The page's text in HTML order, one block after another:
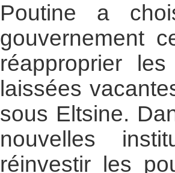
Poutine a
gouvernement
réapproprier
laissées
sous Eltsine.
nouvelles
réinvestir les